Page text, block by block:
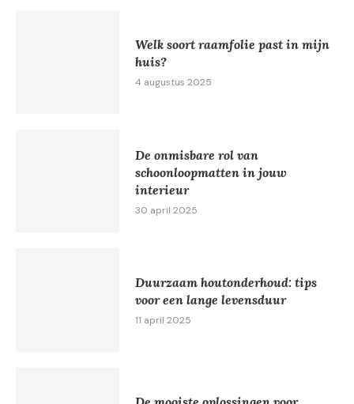
Welk soort raamfolie past in mijn
huis?
4 augustus 2025
De onmisbare rol van
schoonloopmatten in jouw
interieur
30 april 2025
Duurzaam houtonderhoud: tips
voor een lange levensduur
11 april 2025